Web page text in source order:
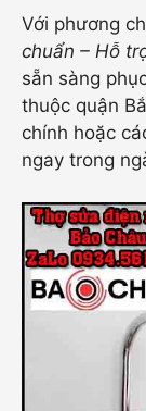
Với phương
chuẩn – Hỗ
sẵn sàng
thuộc quận
chính hoặc
ngay trong